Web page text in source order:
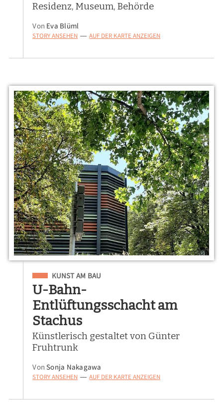
Residenz, Museum, Behörde
Von Eva Blüml
STORY ANSEHEN — AUF DER KARTE ANZEIGEN
Eingeordnet unter
KUNST AM BAU
U-Bahn-
Entlüftungsschacht am
Stachus
Künstlerisch gestaltet von Günter
Fruhtrunk
VonSonja Nakagawa
STORY ANSEHEN — AUF DER KARTE ANZEIGEN